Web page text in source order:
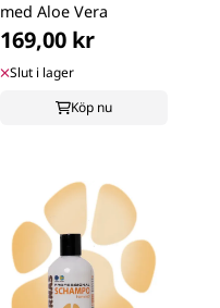
med Aloe Vera
169,00 kr
Slut i lager
Köp nu